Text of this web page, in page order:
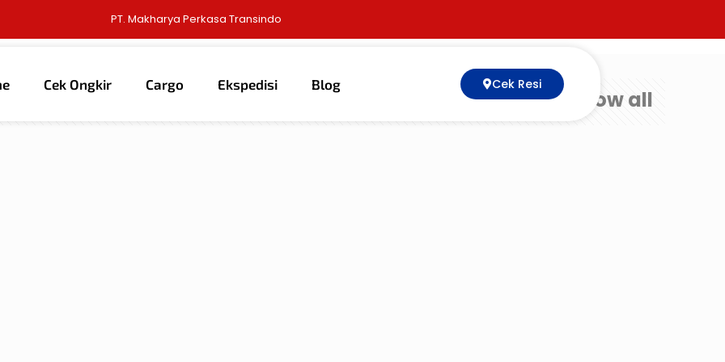
PT. Makharya Perkasa Transindo
Cek Ongkir Cargo Ekspedisi Blog Cek Resi
Show all